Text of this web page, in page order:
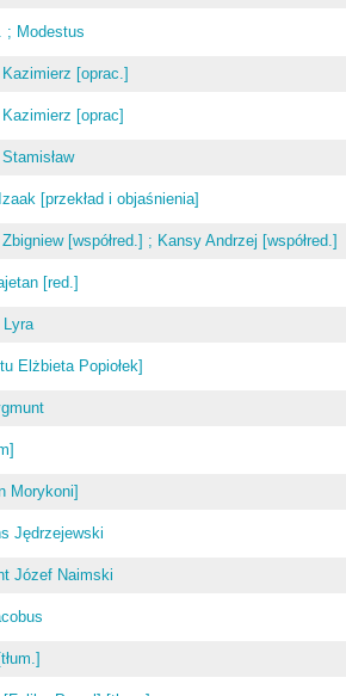
; Modestus
[oprac.]
[oprac]
[przekład i objaśnienia]
[współred.] ; Kansy Andrzej [współred.]
[red.]
Lyra
Elżbieta Popiołek]
Morykoni]
Jędrzejewski
Józef Naimski